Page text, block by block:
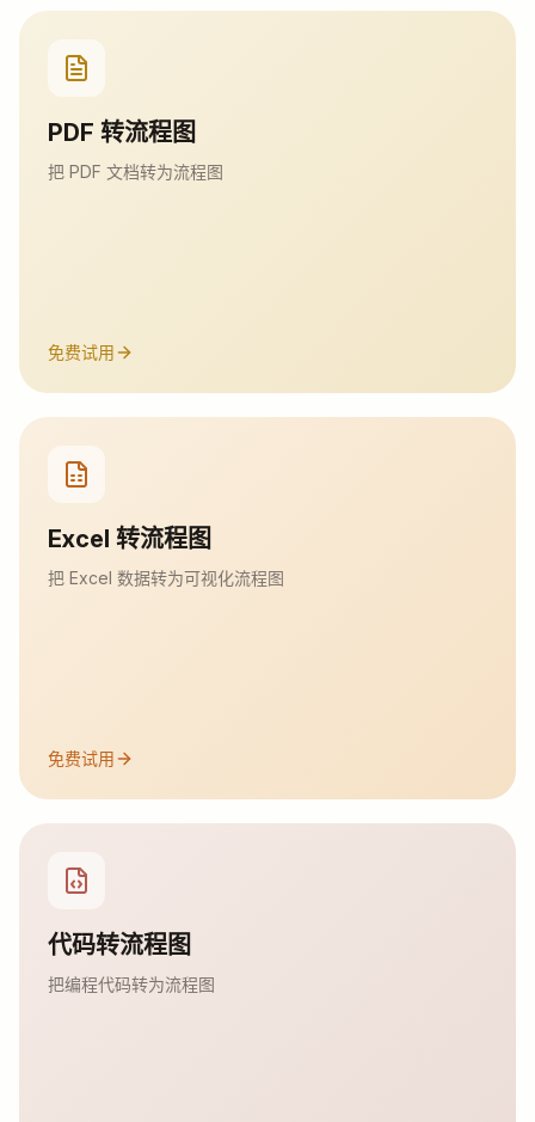
PDF 转流程图
把 PDF 文档转为流程图
免费试用
Excel 转流程图
把 Excel 数据转为可视化流程图
免费试用
代码转流程图
把编程代码转为流程图